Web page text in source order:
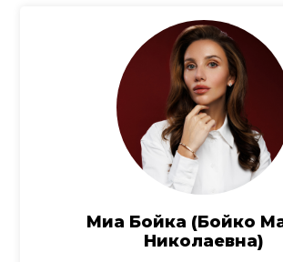
Миа Бойка (Бойко
Николаевна)